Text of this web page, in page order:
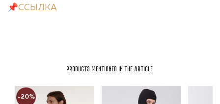
📌ССЫЛКА
Products mentioned in the article
-20%